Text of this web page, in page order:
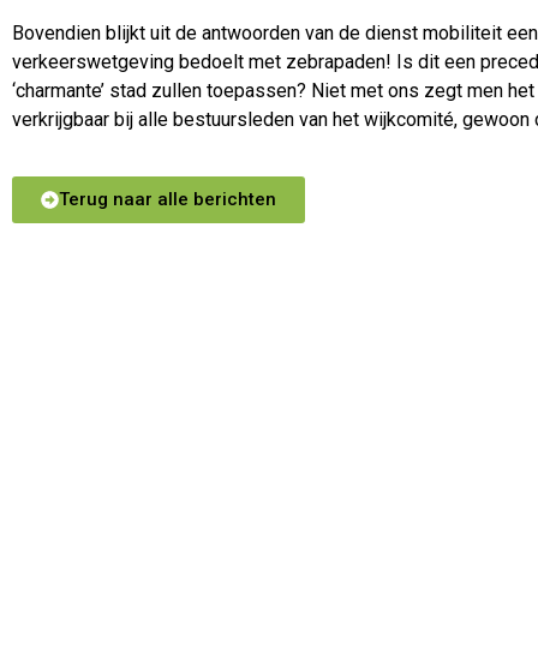
Bovendien blijkt uit de antwoorden van de dienst mobiliteit
verkeerswetgeving bedoelt met zebrapaden! Is dit een
‘charmante’ stad zullen toepassen? Niet met ons zegt men
verkrijgbaar bij alle bestuursleden van het wijkcomité, gewoon
Terug naar alle berichten